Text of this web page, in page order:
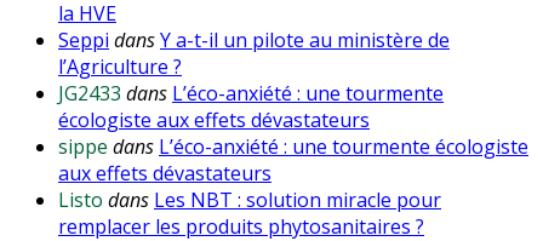
la HVE
Seppi dansY a-t-il un pilote au ministère de
l’Agriculture ?
JG2433 dans L’éco-anxiété : une tourmente
écologiste aux effets dévastateurs
sippe dans L’éco-anxiété : une tourmente écologiste
aux effets dévastateurs
Listo dans Les NBT : solution miracle pour
remplacer les produits phytosanitaires ?